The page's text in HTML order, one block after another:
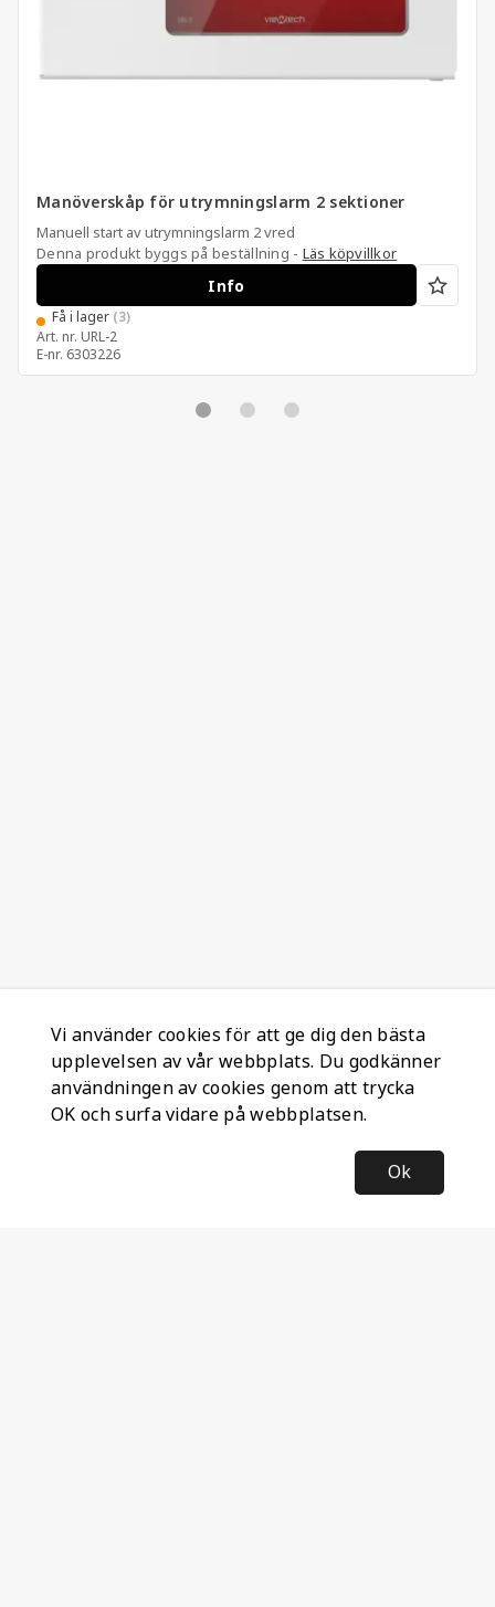
Manöverskåp för utrymningslarm 2 sektioner
Manuell start av utrymningslarm 2 vred
Denna produkt byggs på beställning - Läs köpvillkor
Info
Få i lager (3)
Art. nr. URL-2
E-nr. 6303226
Vi använder cookies för att ge dig den bästa
upplevelsen av vår webbplats. Du godkänner
användningen av cookies genom att trycka
OK och surfa vidare på webbplatsen.
Ok